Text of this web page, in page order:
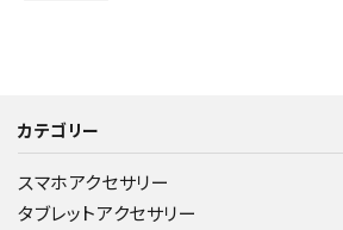
カテゴリー
スマホアクセサリー
タブレットアクセサリー